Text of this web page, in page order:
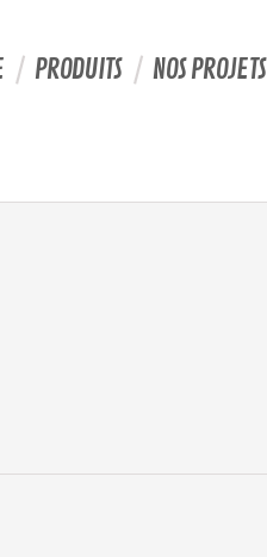
PRODUITS NOS PROJETS